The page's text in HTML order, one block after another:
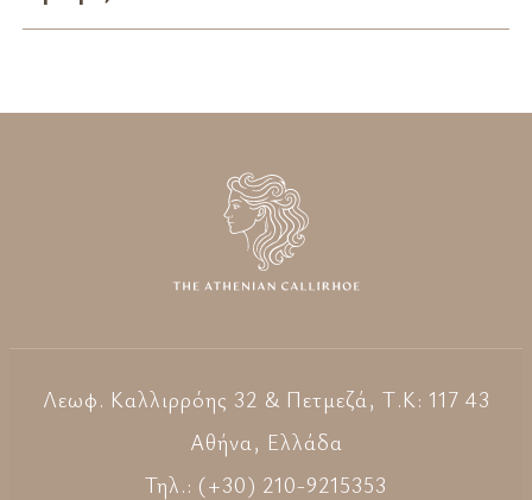
Λεωφ. Καλλιρρόης 32 & Πετμεζά, Τ.Κ: 117 43
Aθήνα, Ελλάδα
Τηλ.: (+30) 210-9215353